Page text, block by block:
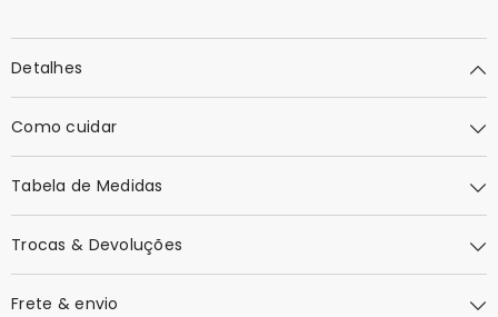
Detalhes
Como cuidar
Tabela de Medidas
Trocas & Devoluções
Frete & envio